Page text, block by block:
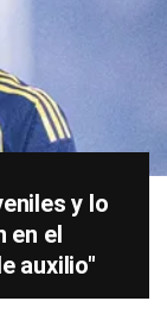
y lo
en el
auxilio"